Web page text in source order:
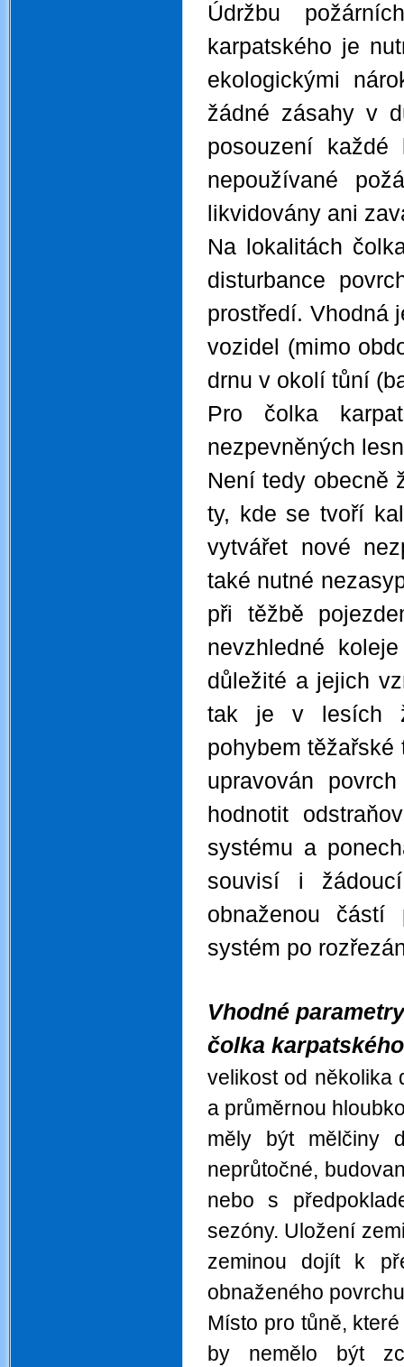
Údržbu
karpatského je
ekologickými
žádné zásahy v
posouzení
nepoužívané
likvidovány ani
Na lokalitách
disturbance
prostředí. Vhodná
vozidel (mimo
drnu v okolí tůní
Pro čolka
nezpevněných
Není tedy obecně
ty, kde se tvoří
vytvářet nové
také nutné
při těžbě
nevzhledné
důležité a jejich
tak je v lesích
pohybem
upravován
hodnotit
systému a
souvisí i
obnaženou
systém po
Vhodné
čolka
velikost od několika
a průměrnou
měly být mělčiny
neprůtočné,
nebo s
sezóny. Uložení
zeminou dojít k
obnaženého
Místo pro tůně,
by nemělo být